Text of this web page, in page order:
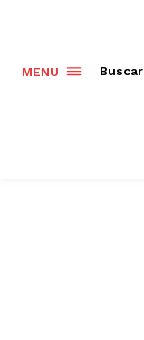
MENU Buscar